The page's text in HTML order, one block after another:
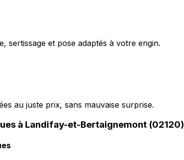
sertissage et pose adaptés à votre engin.
au juste prix, sans mauvaise surprise.
à Landifay-et-Bertaignemont (02120)